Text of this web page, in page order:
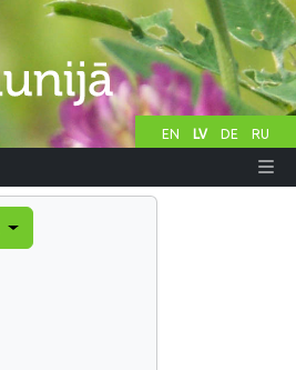
EN LV DE RU